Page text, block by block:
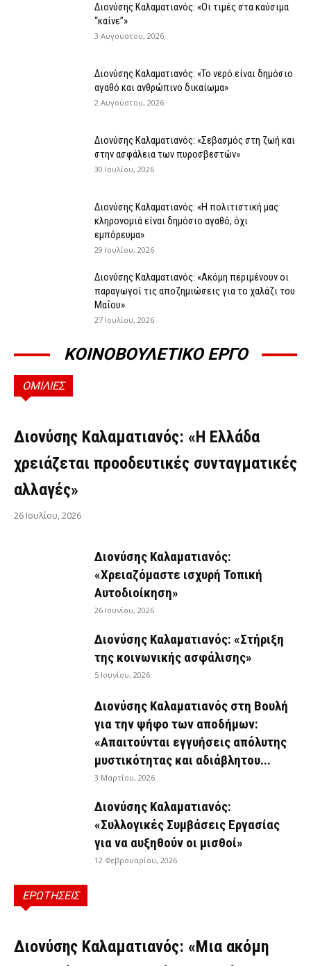
Διονύσης Καλαματιανός: «Οι τιμές στα καύσιμα
“καίνε”»
3 Αυγούστου, 2026
Διονύσης Καλαματιανός: «Το νερό είναι δημόσιο
αγαθό και ανθρώπινο δικαίωμα»
2 Αυγούστου, 2026
Διονύσης Καλαματιανός: «Σεβασμός στη ζωή και
στην ασφάλεια των πυροσβεστών»
30 Ιουλίου, 2026
Διονύσης Καλαματιανός: «Η πολιτιστική μας
κληρονομιά είναι δημόσιο αγαθό, όχι
εμπόρευμα»
29 Ιουλίου, 2026
Διονύσης Καλαματιανός: «Ακόμη περιμένουν οι
παραγωγοί τις αποζημιώσεις για το χαλάζι του
Μαΐου»
27 Ιουλίου, 2026
ΚΟΙΝΟΒΟΥΛΕΤΙΚΟ ΕΡΓΟ
ΟΜΙΛΙΕΣ
ΟΜΙΛΊΕΣ
Διονύσης Καλαματιανός: «Η Ελλάδα
χρειάζεται προοδευτικές συνταγματικές
αλλαγές»
26 Ιουλίου, 2026
Διονύσης Καλαματιανός:
«Χρειαζόμαστε ισχυρή Τοπική
Αυτοδιοίκηση»
26 Ιουνίου, 2026
Διονύσης Καλαματιανός: «Στήριξη
της κοινωνικής ασφάλισης»
5 Ιουνίου, 2026
Διονύσης Καλαματιανός στη Βουλή
για την ψήφο των αποδήμων:
«Απαιτούνται εγγυήσεις απόλυτης
μυστικότητας και αδιάβλητου...
3 Μαρτίου, 2026
Διονύσης Καλαματιανός:
«Συλλογικές Συμβάσεις Εργασίας
για να αυξηθούν οι μισθοί»
12 Φεβρουαρίου, 2026
ΕΡΩΤΗΣΕΙΣ
ΕΡΩΤΉΣΕΙΣ
Διονύσης Καλαματιανός: «Μια ακόμη